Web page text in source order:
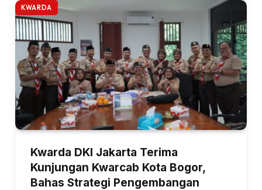
KWARDA
Kwarda DKI Jakarta Terima
Kunjungan Kwarcab Kota Bogor,
Bahas Strategi Pengembangan